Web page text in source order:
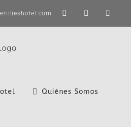
LinkedIn
X
Quiénes Somos